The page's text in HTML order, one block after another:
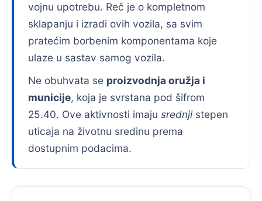
vojnu upotrebu. Reč je o kompletnom
sklapanju i izradi ovih vozila, sa svim
pratećim borbenim komponentama koje
ulaze u sastav samog vozila.
Ne obuhvata se proizvodnja oružja i
municije, koja je svrstana pod šifrom
25.40. Ove aktivnosti imaju srednji stepen
uticaja na životnu sredinu prema
dostupnim podacima.